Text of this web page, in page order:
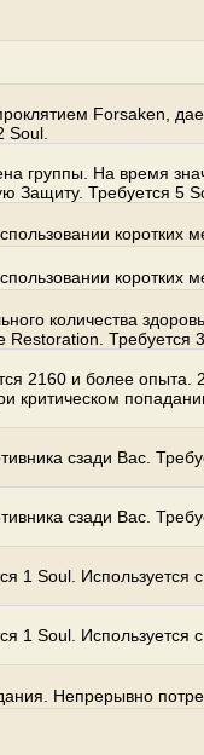
Forsaken,
Soul.
группы. На время
Защиту. Требуется 5
коротких
коротких
количества
Restoration. Требуется
2160 и более опыта.
критическом
сзади Вас.
сзади Вас.
1 Soul. Используется
1 Soul. Используется
Непрерывно